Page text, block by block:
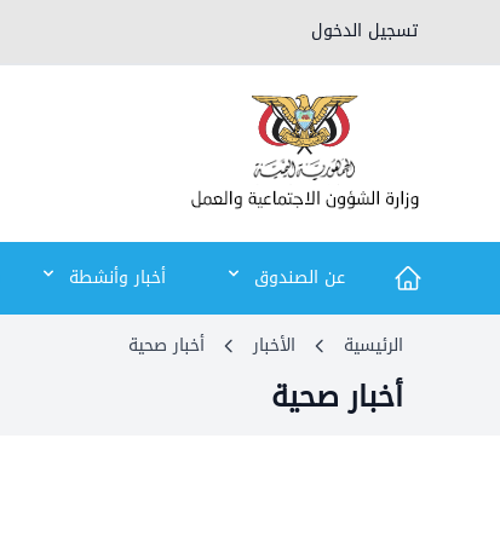
تسجيل الدخول
عن الصندوق أخبار وأنشطة
الرئيسية الأخبار أخبار صحية
أخبار صحية